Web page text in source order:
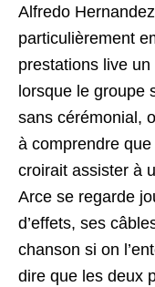
Alfredo
particulièrement
prestations live
lorsque le groupe
sans cérémonial,
à comprendre
croirait assister à
Arce se regarde
d’effets, ses
chanson si on
dire que les deux